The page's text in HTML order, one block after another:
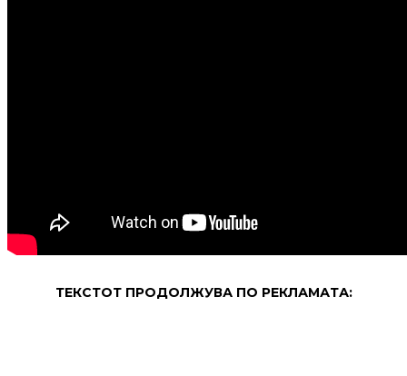
ТЕКСТОТ ПРОДОЛЖУВА ПО РЕКЛАМАТА: